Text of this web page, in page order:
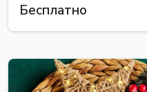
Бесплатно